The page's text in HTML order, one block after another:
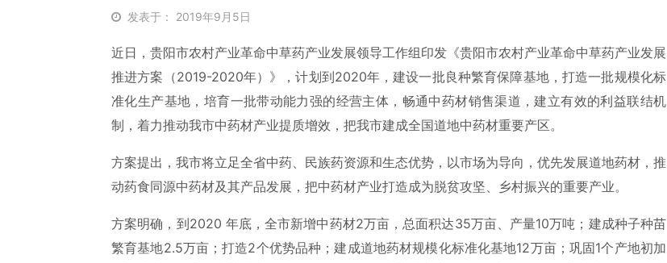
发表于： 2019年9月5日
近日，贵阳市农村产业革命中草药产业发展领导工作组印发《贵阳市农村产业革命中草药产业发展
推进方案（2019-2020年）》，计划到2020年，建设一批良种繁育保障基地，打造一批规模化标
准化生产基地，培育一批带动能力强的经营主体，畅通中药材销售渠道，建立有效的利益联结机
制，着力推动我市中药材产业提质增效，把我市建成全国道地中药材重要产区。
方案提出，我市将立足全省中药、民族药资源和生态优势，以市场为导向，优先发展道地药材，推
动药食同源中药材及其产品发展，把中药材产业打造成为脱贫攻坚、乡村振兴的重要产业。
方案明确，到2020 年底，全市新增中药材2万亩，总面积达35万亩、产量10万吨；建成种子种苗
繁育基地2.5万亩；打造2个优势品种；建成道地药材规模化标准化基地12万亩；巩固1个产地初加